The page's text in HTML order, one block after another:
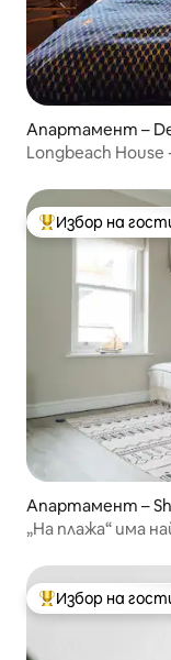
Апартамент –
Longbeach House
Най-популярен
Избор на
Апартамент –
„На плажа“ има
Най-популярен
Избор на